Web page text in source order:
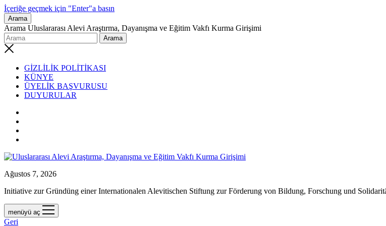
İçeriğe geçmek için "Enter"a basın
Arama
Arama Uluslararası Alevi Araştırma, Dayanışma ve Eğitim Vakfı Kurma Girişimi
GİZLİLİK POLİTİKASI
KÜNYE
ÜYELİK BAŞVURUSU
DUYURULAR
Ağustos 7, 2026
Initiative zur Gründüng einer Internationalen Alevitischen Stiftung zur Förderung von Bildung, Forschung und
menüyü aç
Geri